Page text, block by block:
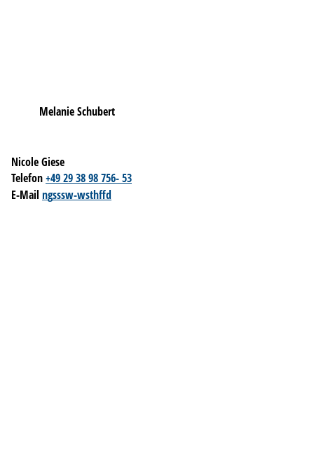
Melanie Schubert
Nicole Giese
Telefon+49 29 38 98 756- 53
E-Mail ngsssw-wsthffd